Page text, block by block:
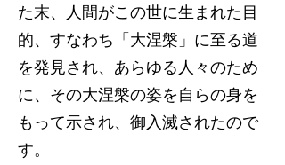
た末、人間がこの世に生まれた目
的、すなわち「大涅槃」に至る道
を発見され、あらゆる人々のため
に、その大涅槃の姿を自らの身を
もって示され、御入滅されたので
す。